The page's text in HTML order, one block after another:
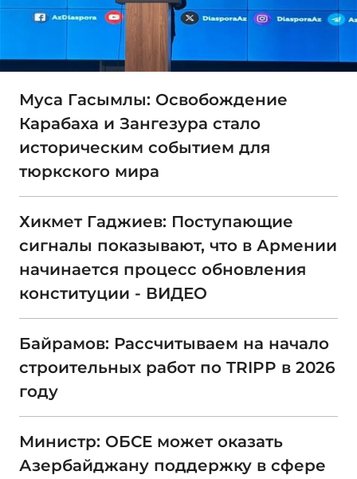
Муса Гасымлы: Освобождение
Карабаха и Зангезура стало
историческим событием для
тюркского мира
Хикмет Гаджиев: Поступающие
сигналы показывают, что в Армении
начинается процесс обновления
конституции - ВИДЕО
Байрамов: Рассчитываем на начало
строительных работ по TRIPP в 2026
году
Министр: ОБСЕ может оказать
Азербайджану поддержку в сфере